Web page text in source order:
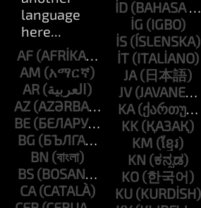
AF
AM
AR
AZ
BE
BG
BN
BS
CA
ID
IG
IS
IT
JA
JV
KA
KK
KM
KN
KO
KU